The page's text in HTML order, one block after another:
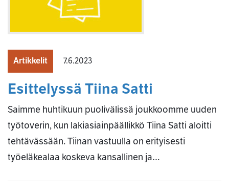
Artikkelit 7.6.2023
Esittelyssä Tiina Satti
Saimme huhtikuun puolivälissä joukkoomme uuden
työtoverin, kun lakiasiainpäällikkö Tiina Satti aloitti
tehtävässään. Tiinan vastuulla on erityisesti
työeläkealaa koskeva kansallinen ja…